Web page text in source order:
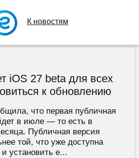
К новостям
iOS 27 beta для всех
к обновлению
что первая публичная
в июле — то есть в
Публичная версия
той, что уже доступна
установить е...